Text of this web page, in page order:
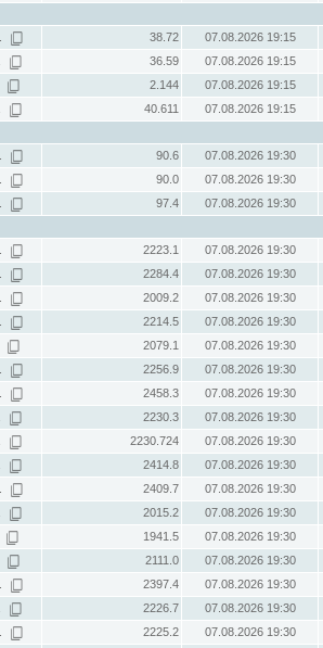
38.72
07.08.2026 19:15
36.59
07.08.2026 19:15
2.144
07.08.2026 19:15
40.611
07.08.2026 19:15
90.6
07.08.2026 19:30
90.0
07.08.2026 19:30
97.4
07.08.2026 19:30
2223.1
07.08.2026 19:30
2284.4
07.08.2026 19:30
2009.2
07.08.2026 19:30
2214.5
07.08.2026 19:30
2079.1
07.08.2026 19:30
2256.9
07.08.2026 19:30
2458.3
07.08.2026 19:30
2230.3
07.08.2026 19:30
2230.724
07.08.2026 19:30
2414.8
07.08.2026 19:30
2409.7
07.08.2026 19:30
2015.2
07.08.2026 19:30
1941.5
07.08.2026 19:30
2111.0
07.08.2026 19:30
2397.4
07.08.2026 19:30
2226.7
07.08.2026 19:30
2225.2
07.08.2026 19:30